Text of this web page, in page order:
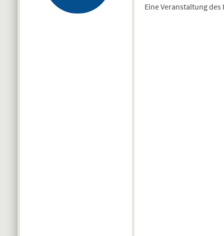
Eine Veranstaltung